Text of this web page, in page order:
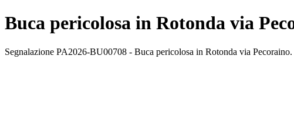
Buca pericolosa in Rotonda via
Segnalazione PA2026-BU00708 - Buca pericolosa in Rotonda via